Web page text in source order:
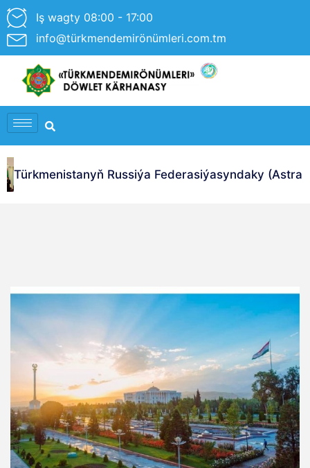
Iş wagty 08:00 - 17:00
info@türkmendemirönümleri.com.tm
Türkmenistanyň Russiýa Federasiýasyndaky